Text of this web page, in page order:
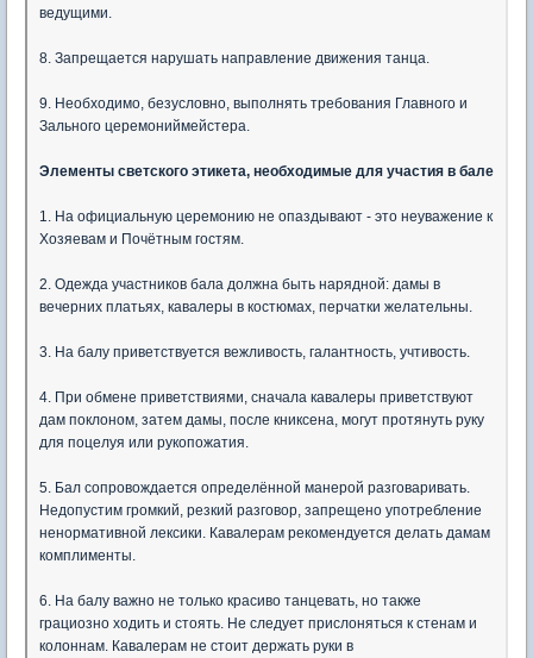
ведущими.
8. Запрещается нарушать направление движения танца.
9. Необходимо, безусловно, выполнять требования Главного и
Зального церемониймейстера.
Элементы светского этикета, необходимые для участия в бале
1. На официальную церемонию не опаздывают - это неуважение к
Хозяевам и Почётным гостям.
2. Одежда участников бала должна быть нарядной: дамы в
вечерних платьях, кавалеры в костюмах, перчатки желательны.
3. На балу приветствуется вежливость, галантность, учтивость.
4. При обмене приветствиями, сначала кавалеры приветствуют
дам поклоном, затем дамы, после книксена, могут протянуть руку
для поцелуя или рукопожатия.
5. Бал сопровождается определённой манерой разговаривать.
Недопустим громкий, резкий разговор, запрещено употребление
ненормативной лексики. Кавалерам рекомендуется делать дамам
комплименты.
6. На балу важно не только красиво танцевать, но также
грациозно ходить и стоять. Не следует прислоняться к стенам и
колоннам. Кавалерам не стоит держать руки в